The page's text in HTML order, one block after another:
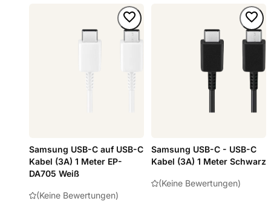
Samsung USB-C auf USB-C
Kabel (3A) 1 Meter EP-
DA705 Weiß
(Keine Bewertungen)
Samsung USB-C - USB-C
Kabel (3A) 1 Meter Schwarz
(Keine Bewertungen)